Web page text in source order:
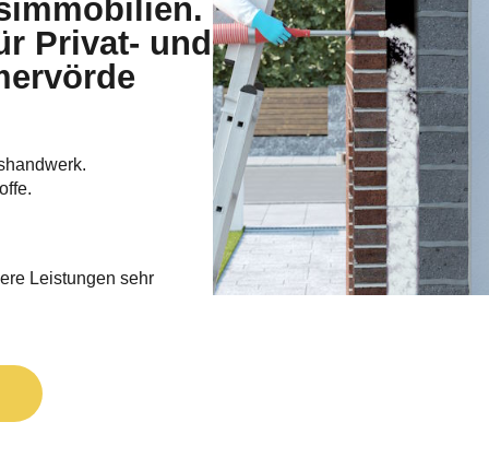
Privat- und
Leistungen sehr